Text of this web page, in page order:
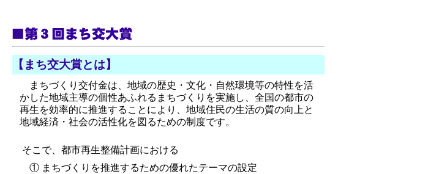
【まち交大賞とは】
まちづくり交付金は、地域の歴史・文化・自然環境等の特性を活
かした地域主導の個性あふれるまちづくりを実施し、全国の都市の
再生を効率的に推進することにより、地域住民の生活の質の向上と
地域経済・社会の活性化を図るための制度です。
そこで、都市再生整備計画における
① まちづくりを推進するための優れたテーマの設定